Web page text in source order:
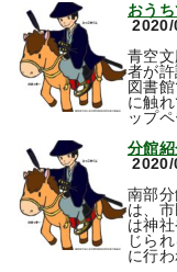
おう
青空
者が
図書
に触
ップ
分館
南部
は、
は神
じら
に行